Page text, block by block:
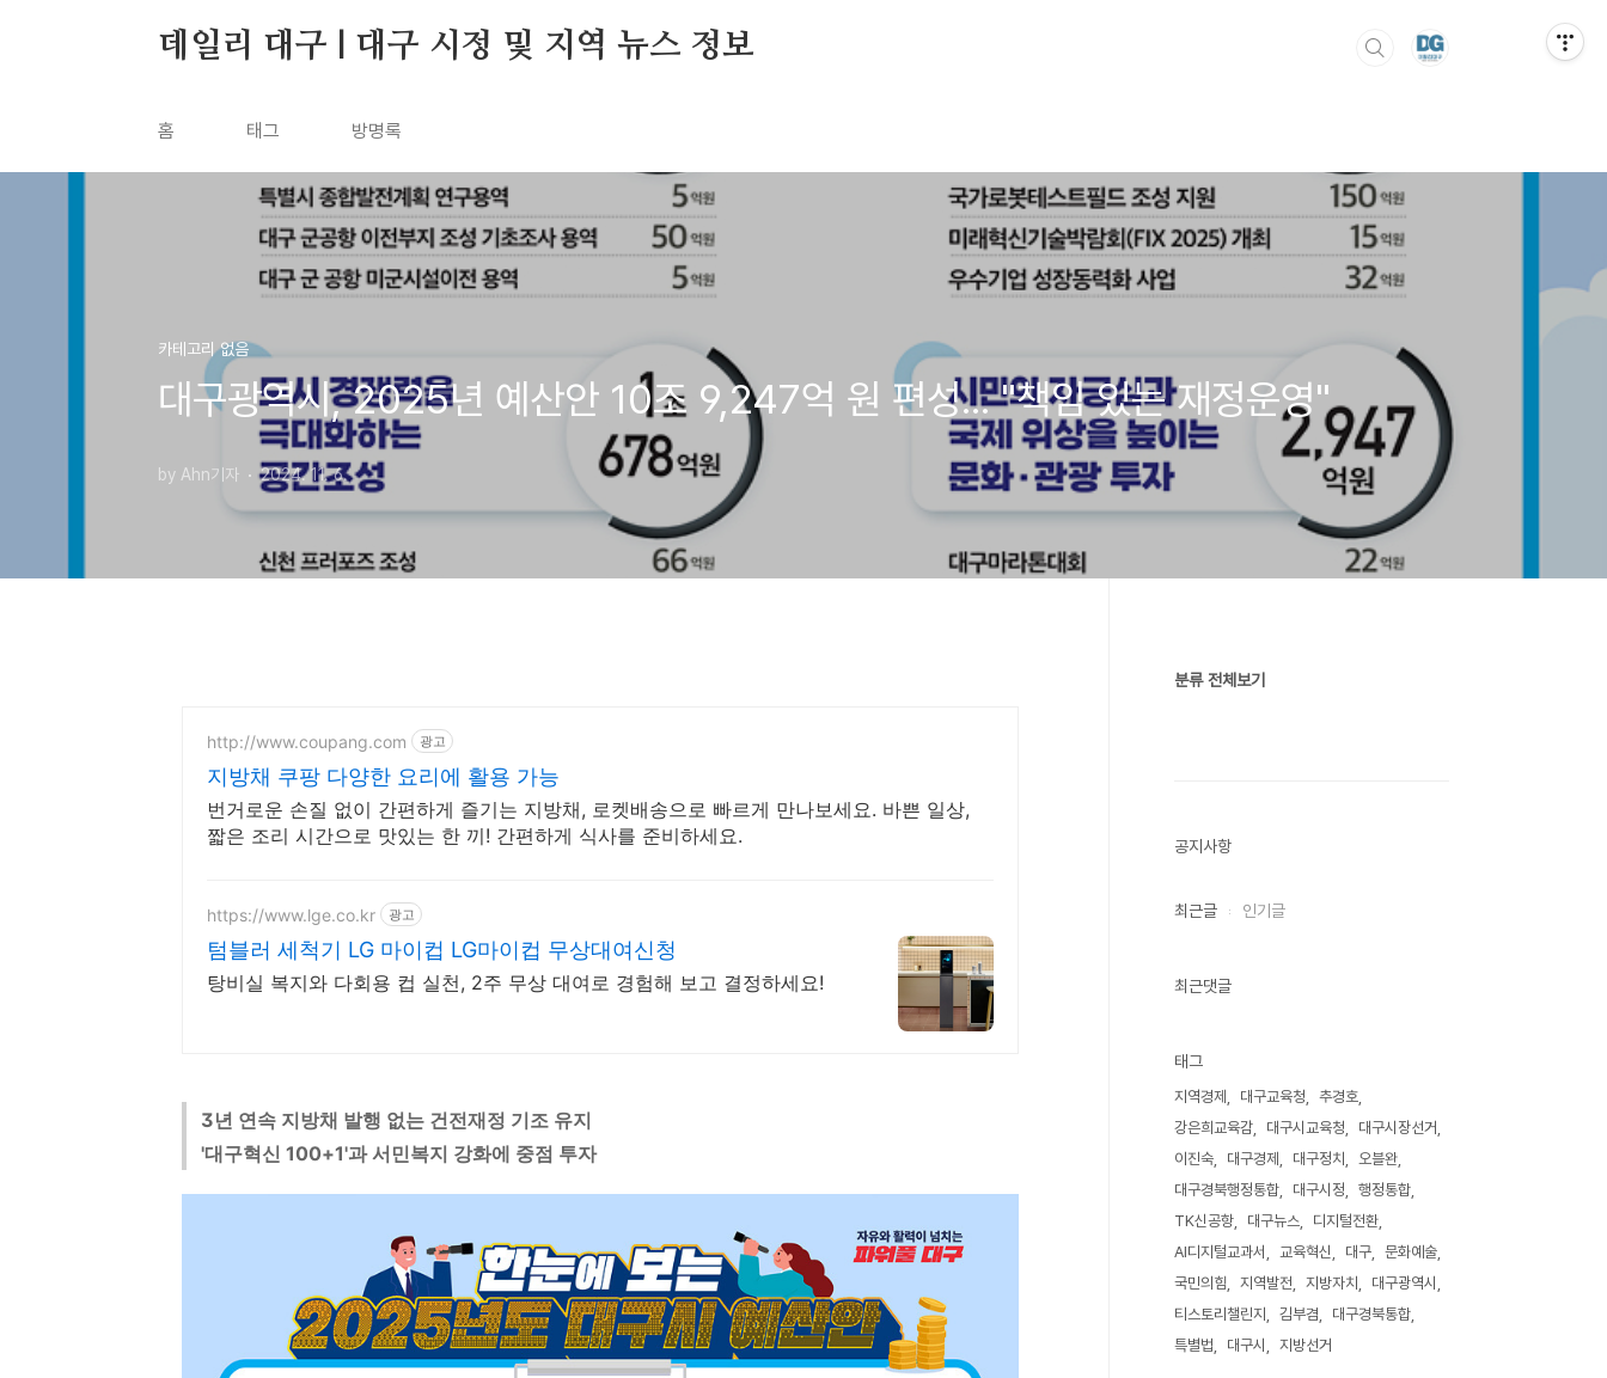
데일리 대구 | 대구 시정 및 지역 뉴스 정보
홈 태그 방명록
카테고리 없음
대구광역시, 2025년 예산안 10조 9,247억 원 편성... "책임 있는 재정운영"
by Ahn기자 2024. 11. 6.
http://www.coupang.com 광고
지방채 쿠팡 다양한 요리에 활용 가능
번거로운 손질 없이 간편하게 즐기는 지방채, 로켓배송으로 빠르게 만나보세요. 바쁜 일상,
짧은 조리 시간으로 맛있는 한 끼! 간편하게 식사를 준비하세요.
https://www.lge.co.kr 광고
텀블러 세척기 LG 마이컵 LG마이컵 무상대여신청
탕비실 복지와 다회용 컵 실천, 2주 무상 대여로 경험해 보고 결정하세요!
3년 연속 지방채 발행 없는 건전재정 기조 유지
'대구혁신 100+1'과 서민복지 강화에 중점 투자
분류 전체보기
공지사항
최근글 인기글
최근댓글
태그
지역경제 대구교육청
추경호
강은희교육감
대구시교육청
대구시장선거
이진숙
대구경제 대구정치
오블완
대구경북행정통합
대구시정
행정통합
TK신공항
대구뉴스
디지털전환
AI디지털교과서
교육혁신 대구
문화예술
국민의힘
지역발전 지방자치
대구광역시
티스토리챌린지
김부겸
대구경북통합
특별법
대구시 지방선거